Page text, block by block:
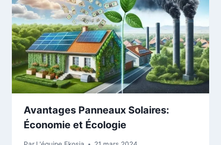
Avantages Panneaux Solaires:
Économie et Écologie